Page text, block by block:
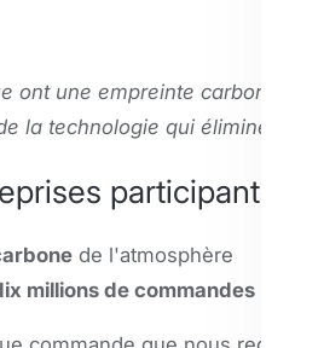
ont une empreinte carbone.
la technologie qui éliminent le
participantes
de l'atmosphère
millions de commandes